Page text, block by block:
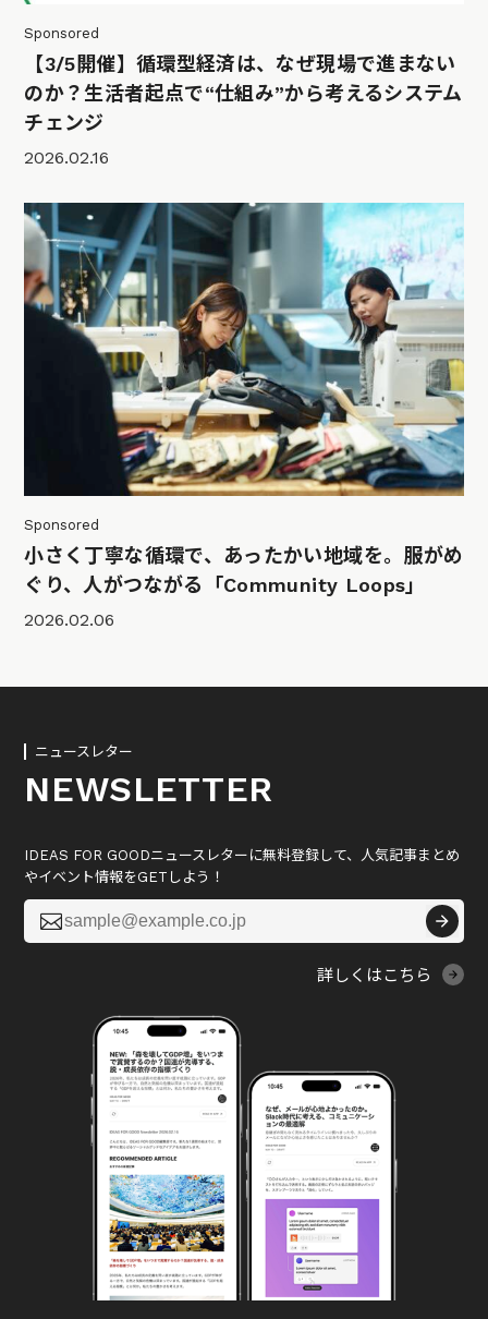
Sponsored
【3/5開催】循環型経済は、なぜ現場で進まない
のか？生活者起点で“仕組み”から考えるシステム
チェンジ
2026.02.16
Sponsored
小さく丁寧な循環で、あったかい地域を。服がめ
ぐり、人がつながる「Community Loops」
2026.02.06
ニュースレター
NEWSLETTER
IDEAS FOR GOODニュースレターに無料登録して、人気記事まとめ
やイベント情報をGETしよう！

詳しくはこちら